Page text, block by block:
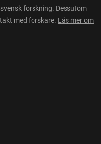
forskning. Dessutom
med forskare. Läs mer om